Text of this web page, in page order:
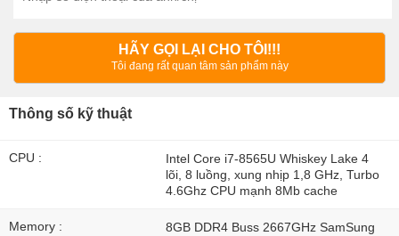
HÃY GỌI LẠI CHO TÔI!!!
Tôi đang rất quan tâm sản phẩm này
Thông số kỹ thuật
CPU :
Intel Core i7-8565U Whiskey Lake 4
lõi, 8 luồng, xung nhịp 1,8 GHz, Turbo
4.6Ghz CPU mạnh 8Mb cache
Memory : 8GB DDR4 Buss 2667GHz SamSung